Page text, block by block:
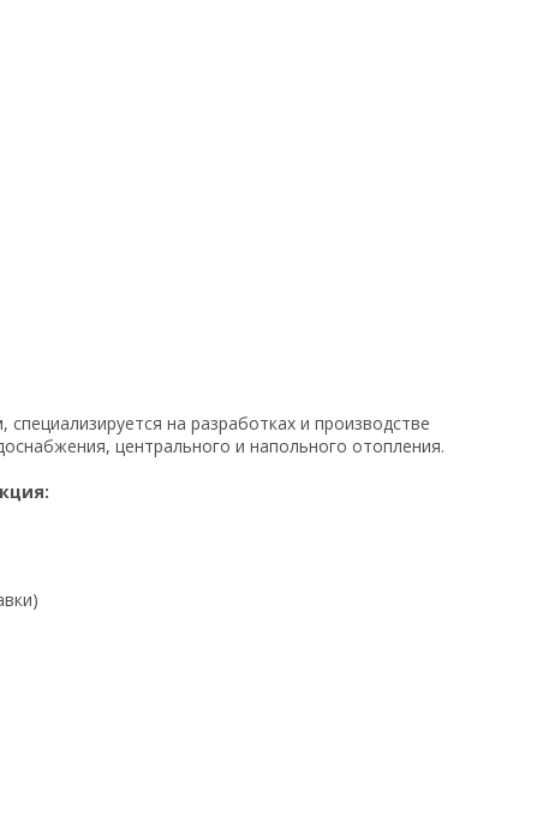
на разработках и производстве
центрального и напольного отопления.